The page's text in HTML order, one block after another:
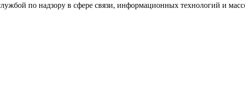
по надзору в сфере связи, информационных технологий и